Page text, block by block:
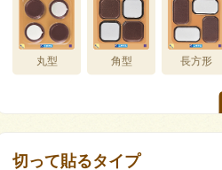
丸型 角型 長方形
切って貼るタイプ